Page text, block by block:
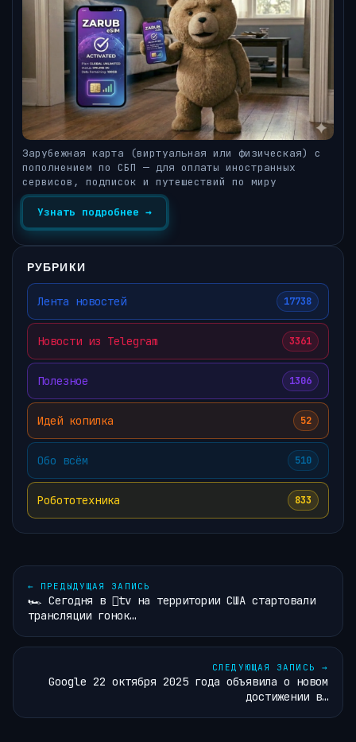
Зарубежная карта (виртуальная или физическая) с
пополнением по СБП — для оплаты иностранных
сервисов, подписок и путешествий по миру
Узнать подробнее →
РУБРИКИ
Лента новостей 17738
Новости из Telegram 3361
Полезное 1306
Идей копилка 52
Обо всём 510
Робототехника 833
← ПРЕДЫДУЩАЯ ЗАПИСЬ
🏎 Сегодня в tv на территории США стартовали
трансляции гонок…
СЛЕДУЮЩАЯ ЗАПИСЬ →
Google 22 октября 2025 года объявила о новом
достижении в…